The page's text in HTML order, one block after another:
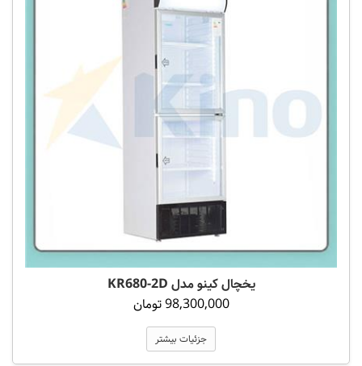
یخچال کینو مدل KR680-2D
98,300,000 تومان
جزئیات بیشتر